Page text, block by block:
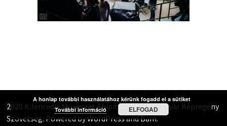
2020 Kilencedik Művészet Alapítvány, 2020 Magyar Képregény
Szövetség. Powered by WordPressandBam.
A honlap további használatához kérünk fogadd el a sütiket
További információ
ELFOGAD